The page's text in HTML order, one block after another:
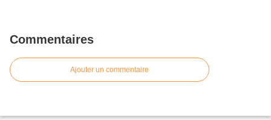
Commentaires
Ajouter un commentaire